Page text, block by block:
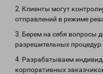
2. Клиенты могут
отправлений в режиме
3. Берем на себя вопросы
разрешительных процедур.
4. Разрабатываем
корпоративных